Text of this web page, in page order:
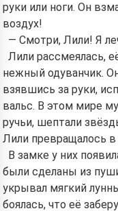
руки или ноги. Он
воздух!
— Смотри, Лили! Я
Лили рассмеялась,
нежный одуванчик.
взявшись за руки,
вальс. В этом мире
ручьи, шептали
Лили превращалось
В замке у них
были сделаны из
укрывал мягкий
боялась, что её